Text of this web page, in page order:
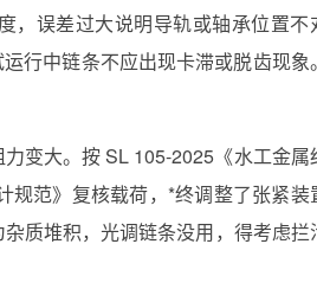
，误差过大说明导轨或轴承位置不
行中链条不应出现卡滞或脱齿现象
变大。按 SL 105-2025《水工金属
规范》复核载荷，*终调整了张紧装
质堆积，光调链条没用，得考虑拦